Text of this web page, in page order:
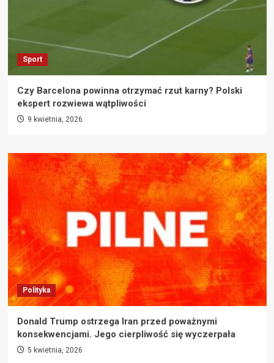
Sport
Czy Barcelona powinna otrzymać rzut karny? Polski
ekspert rozwiewa wątpliwości
9 kwietnia, 2026
Polityka
Donald Trump ostrzega Iran przed poważnymi
konsekwencjami. Jego cierpliwość się wyczerpała
5 kwietnia, 2026